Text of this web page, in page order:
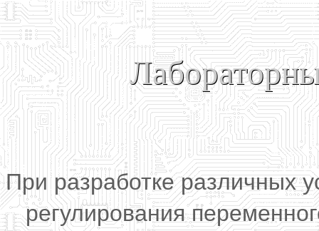
При разработке различных
регулирования